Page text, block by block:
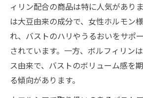
ィリン配合の商品は特に人気があり
は大豆由来の成分で、女性ホルモン
れ、バストのハリやうるおいをサポ
されています。一方、ボルフィリン
ス由来で、バストのボリューム感を
る傾向があります。